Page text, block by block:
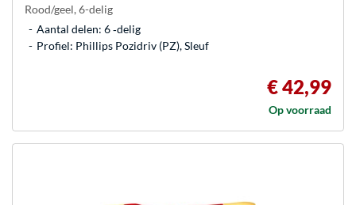
Rood/geel, 6-delig
Aantal delen: 6 ‐delig
Profiel: Phillips Pozidriv (PZ), Sleuf
€ 42,99
Op voorraad